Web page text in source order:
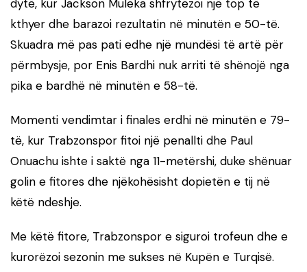
dytë, kur Jackson Muleka shfrytëzoi një top të
kthyer dhe barazoi rezultatin në minutën e 50-të.
Skuadra më pas pati edhe një mundësi të artë për
përmbysje, por Enis Bardhi nuk arriti të shënojë nga
pika e bardhë në minutën e 58-të.
Momenti vendimtar i finales erdhi në minutën e 79-
të, kur Trabzonspor fitoi një penallti dhe Paul
Onuachu ishte i saktë nga 11-metërshi, duke shënuar
golin e fitores dhe njëkohësisht dopietën e tij në
këtë ndeshje.
Me këtë fitore, Trabzonspor e siguroi trofeun dhe e
kurorëzoi sezonin me sukses në Kupën e Turqisë.